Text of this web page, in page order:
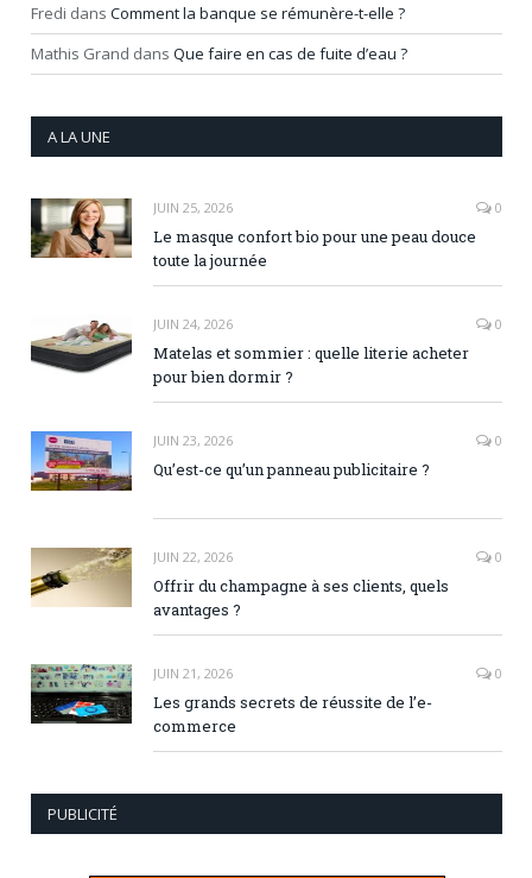
Fredi dans Comment la banque se rémunère-t-elle ?
Mathis Grand dans Que faire en cas de fuite d’eau ?
A LA UNE
JUIN 25, 2026 0
Le masque confort bio pour une peau douce
toute la journée
JUIN 24, 2026 0
Matelas et sommier : quelle literie acheter
pour bien dormir ?
JUIN 23, 2026 0
Qu’est-ce qu’un panneau publicitaire ?
JUIN 22, 2026 0
Offrir du champagne à ses clients, quels
avantages ?
JUIN 21, 2026 0
Les grands secrets de réussite de l’e-
commerce
PUBLICITÉ